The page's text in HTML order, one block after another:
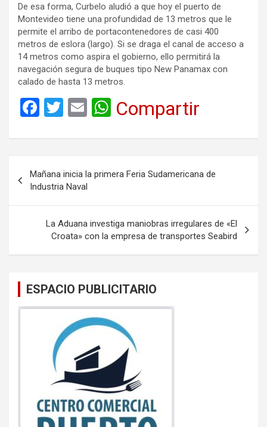
De esa forma, Curbelo aludió a que hoy el puerto de
Montevideo tiene una profundidad de 13 metros que le
permite el arribo de portacontenedores de casi 400
metros de eslora (largo). Si se draga el canal de acceso a
14 metros como aspira el gobierno, ello permitirá la
navegación segura de buques tipo New Panamax con
calado de hasta 13 metros.
F
ce
b
o
o
k
T
tt
er
E
ail
W
at
A
p
p
Compartir
de
entradas
Mañana inicia la primera Feria Sudamericana de
Industria Naval
La Aduana investiga maniobras irregulares de «El
Croata» con la empresa de transportes Seabird
ESPACIO PUBLICITARIO